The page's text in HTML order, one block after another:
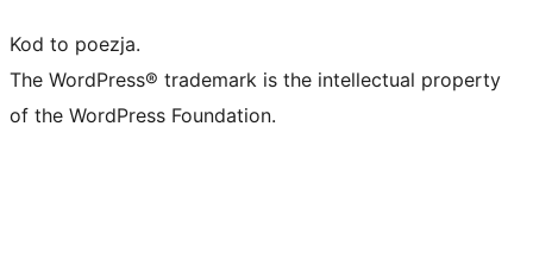
Kod to poezja.
The WordPress® trademark is the intellectual property
of the WordPress Foundation.